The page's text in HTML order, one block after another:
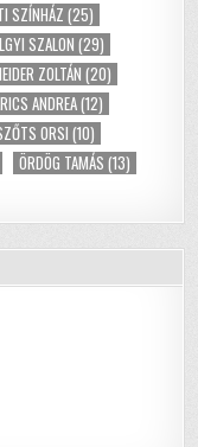
SZÍNHÁZ(25)
SZALON(29)
ZOLTÁN (20)
ANDREA(12)
ORSI(10)
ÖRDÖG TAMÁS (13)